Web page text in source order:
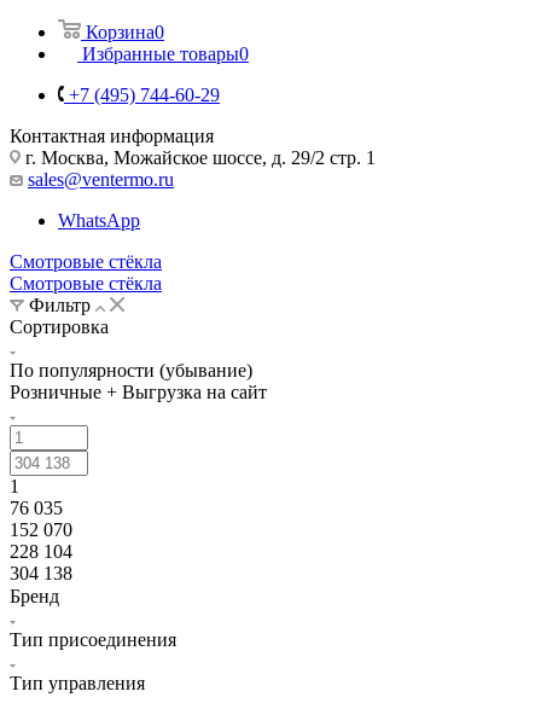
Корзина0
Избранные товары0
+7 (495) 744-60-29
Контактная информация
г. Москва, Можайское шоссе, д. 29/2 стр. 1
sales@ventermo.ru
WhatsApp
Смотровые стёкла
Смотровые стёкла
Фильтр
Сортировка
По популярности (убывание)
Розничные + Выгрузка на сайт
1
76 035
152 070
228 104
304 138
Бренд
Тип присоединения
Тип управления